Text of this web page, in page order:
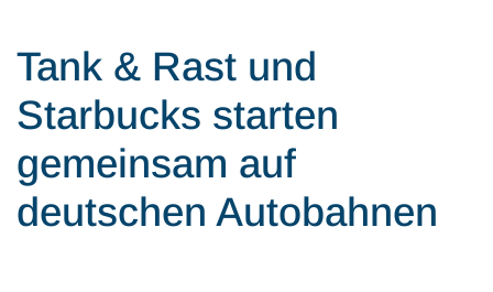
Alle Artikel
Mobilität & Verkehr
Innovation & Arbeit
Karriere
Tank & Rast und
Starbucks starten
gemeinsam auf
deutschen Autobahnen